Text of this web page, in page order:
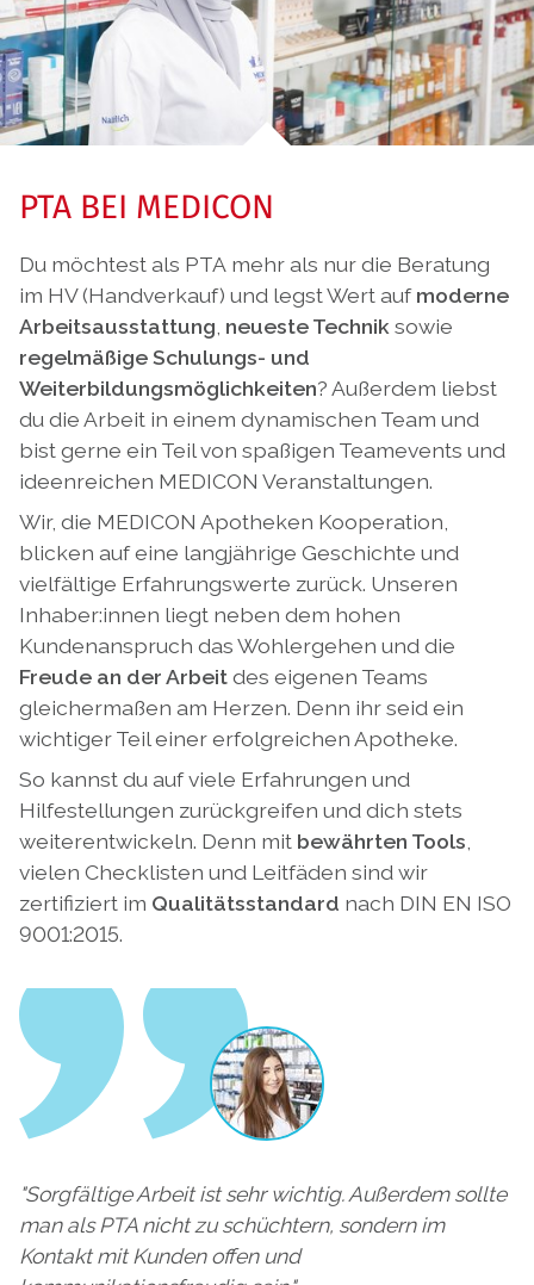
PTA BEI MEDICON
Du möchtest als PTA mehr als nur die Beratung
im HV (Handverkauf) und legst Wert aufmoderne
Arbeitsausstattung neueste Technik sowie
regelmäßige Schulungs- und
Weiterbildungsmöglichkeiten? Außerdem liebst
du die Arbeit in einem dynamischen Team und
bist gerne ein Teil von spaßigen Teamevents und
ideenreichen MEDICON Veranstaltungen.
Wir, die MEDICON Apotheken Kooperation,
blicken auf eine langjährige Geschichte und
vielfältige Erfahrungswerte zurück. Unseren
Inhaber:innen liegt neben dem hohen
Kundenanspruch das Wohlergehen und die
Freude an der Arbeitdes eigenen Teams
gleichermaßen am Herzen. Denn ihr seid ein
wichtiger Teil einer erfolgreichen Apotheke.
So kannst du auf viele Erfahrungen und
Hilfestellungen zurückgreifen und dich stets
weiterentwickeln. Denn mit bewährten Tools
vielen Checklisten und Leitfäden sind wir
zertifiziert im Qualitätsstandard nach DIN EN ISO
9001:2015.
"Sorgfältige Arbeit ist sehr wichtig. Außerdem sollte
man als PTA nicht zu schüchtern, sondern im
Kontakt mit Kunden offen und